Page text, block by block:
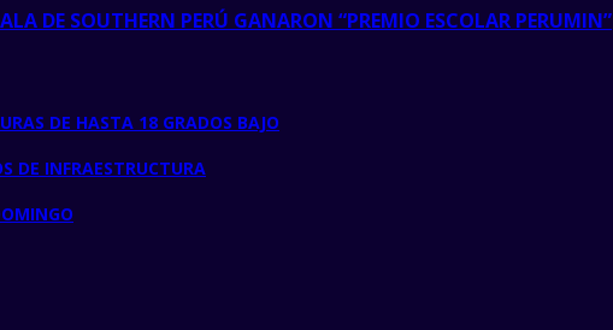
DE SOUTHERN PERÚ GANARON “PREMIO ESCOLAR PERUMIN”
DE HASTA 18 GRADOS BAJO
DE INFRAESTRUCTURA